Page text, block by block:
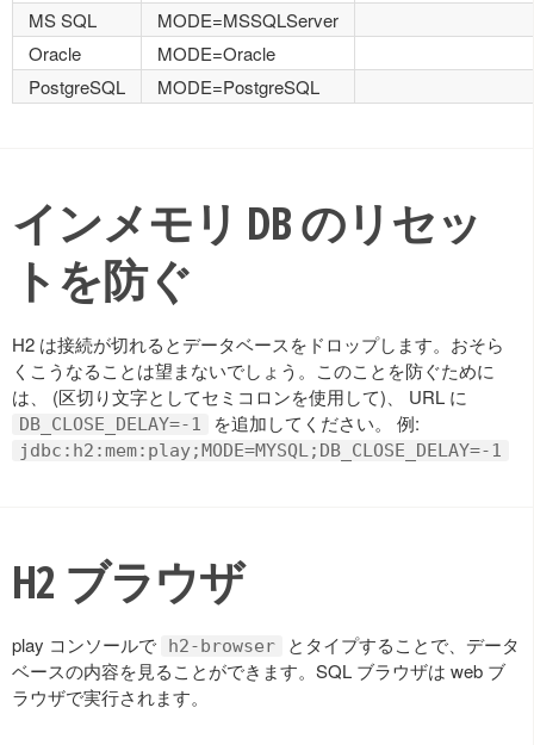
MS SQL
MODE=MSSQLServer
Oracle
MODE=Oracle
PostgreSQL
MODE=PostgreSQL
インメモリ DB のリセッ
トを防ぐ
H2 は接続が切れるとデータベースをドロップします。おそら
くこうなることは望まないでしょう。このことを防ぐために
は、 (区切り文字としてセミコロンを使用して)、 URL に
DB_CLOSE_DELAY=-1 を追加してください。 例:
jdbc:h2:mem:play;MODE=MYSQL;DB_CLOSE_DELAY=-1
H2 ブラウザ
play コンソールで h2-browser
とタイプすることで、データ
ベースの内容を見ることができます。SQL ブラウザは web ブ
ラウザで実行されます。